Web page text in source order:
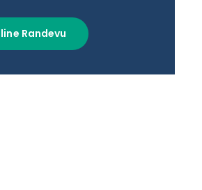
Randevu